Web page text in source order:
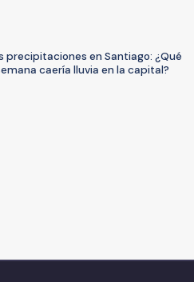
precipitaciones en Santiago: ¿Qué
caería lluvia en la capital?